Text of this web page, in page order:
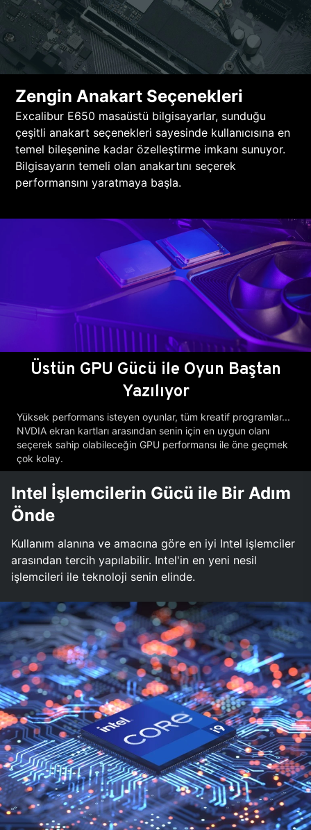
Zengin Anakart Seçenekleri
Excalibur E650 masaüstü bilgisayarlar, sunduğu
çeşitli anakart seçenekleri sayesinde kullanıcısına en
temel bileşenine kadar özelleştirme imkanı sunuyor.
Bilgisayarın temeli olan anakartını seçerek
performansını yaratmaya başla.
Üstün GPU Gücü ile Oyun Baştan
Yazılıyor
Yüksek performans isteyen oyunlar, tüm kreatif programlar...
NVDIA ekran kartları arasından senin için en uygun olanı
seçerek sahip olabileceğin GPU performansı ile öne geçmek
çok kolay.
Intel İşlemcilerin Gücü ile Bir Adım
Önde
Kullanım alanına ve amacına göre en iyi Intel işlemciler
arasından tercih yapılabilir. Intel'in en yeni nesil
işlemcileri ile teknoloji senin elinde.